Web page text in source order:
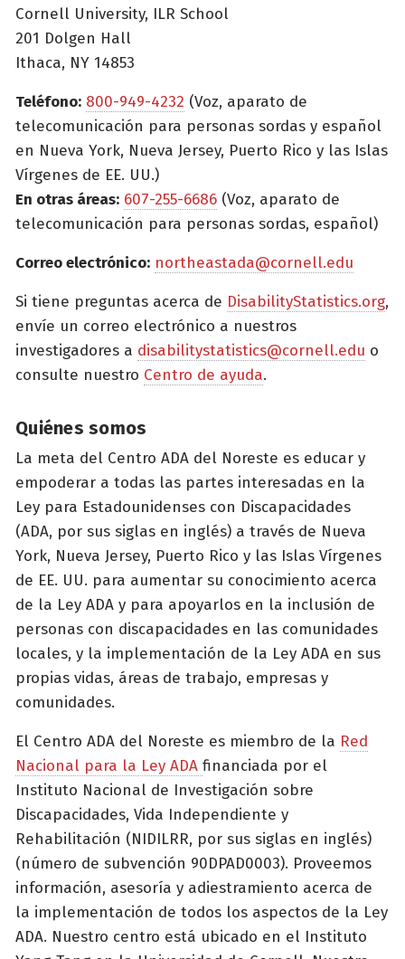
Cornell University, ILR School
201 Dolgen Hall
Ithaca, NY 14853
Teléfono: 800-949-4232 (Voz, aparato de
telecomunicación para personas sordas y español
en Nueva York, Nueva Jersey, Puerto Rico y las Islas
Vírgenes de EE. UU.)
En otras áreas: 607-255-6686 (Voz, aparato de
telecomunicación para personas sordas, español)
Correo electrónico: northeastada@cornell.edu
Si tiene preguntas acerca de DisabilityStatistics.org,
envíe un correo electrónico a nuestros
investigadores a disabilitystatistics@cornell.edu o
consulte nuestro Centro de ayuda.
Quiénes somos
La meta del Centro ADA del Noreste es educar y
empoderar a todas las partes interesadas en la
Ley para Estadounidenses con Discapacidades
(ADA, por sus siglas en inglés) a través de Nueva
York, Nueva Jersey, Puerto Rico y las Islas Vírgenes
de EE. UU. para aumentar su conocimiento acerca
de la Ley ADA y para apoyarlos en la inclusión de
personas con discapacidades en las comunidades
locales, y la implementación de la Ley ADA en sus
propias vidas, áreas de trabajo, empresas y
comunidades.
El Centro ADA del Noreste es miembro de la Red
Nacional para la Ley ADA financiada por el
Instituto Nacional de Investigación sobre
Discapacidades, Vida Independiente y
Rehabilitación (NIDILRR, por sus siglas en inglés)
(número de subvención 90DPAD0003). Proveemos
información, asesoría y adiestramiento acerca de
la implementación de todos los aspectos de la Ley
ADA. Nuestro centro está ubicado en el Instituto